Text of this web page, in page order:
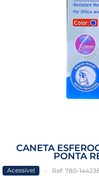
CANETA
PONTA
Acessível Ref: 780-